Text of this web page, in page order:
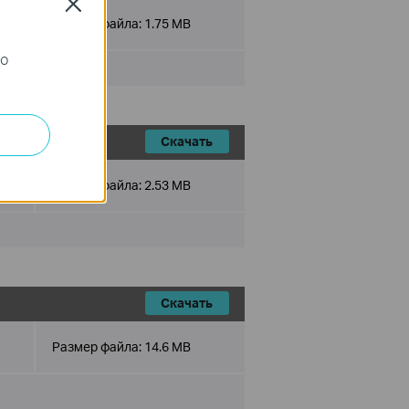
Размер файла: 1.75 MB
Скачать
Размер файла: 2.53 MB
Скачать
Размер файла: 14.6 MB
Close